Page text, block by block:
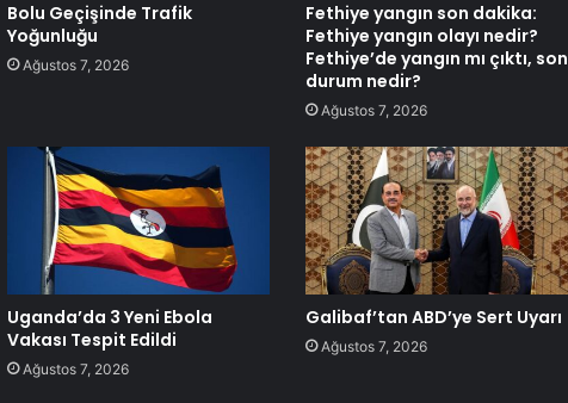
Bolu Geçişinde Trafik
Yoğunluğu
Ağustos 7, 2026
Fethiye yangın son dakika:
Fethiye yangın olayı nedir?
Fethiye’de yangın mı çıktı, son
durum nedir?
Ağustos 7, 2026
Uganda’da 3 Yeni Ebola
Vakası Tespit Edildi
Ağustos 7, 2026
Galibaf’tan ABD’ye Sert Uyarı
Ağustos 7, 2026